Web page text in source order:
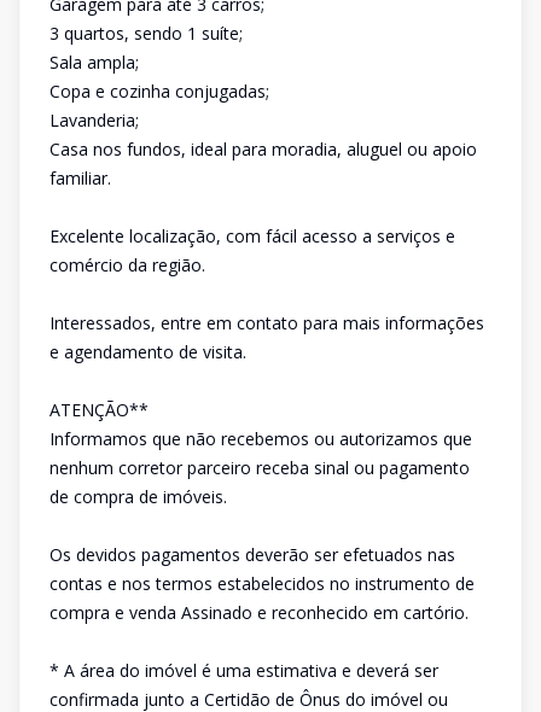
3 quartos, sendo 1 suíte;
Sala ampla;
Copa e cozinha conjugadas;
Lavanderia;
Casa nos fundos, ideal para moradia, aluguel ou apoio
familiar.
Excelente localização, com fácil acesso a serviços e
comércio da região.
Interessados, entre em contato para mais informações
e agendamento de visita.
ATENÇÃO**
Informamos que não recebemos ou autorizamos que
nenhum corretor parceiro receba sinal ou pagamento
de compra de imóveis.
Os devidos pagamentos deverão ser efetuados nas
contas e nos termos estabelecidos no instrumento de
compra e venda Assinado e reconhecido em cartório.
* A área do imóvel é uma estimativa e deverá ser
confirmada junto a Certidão de Ônus do imóvel ou